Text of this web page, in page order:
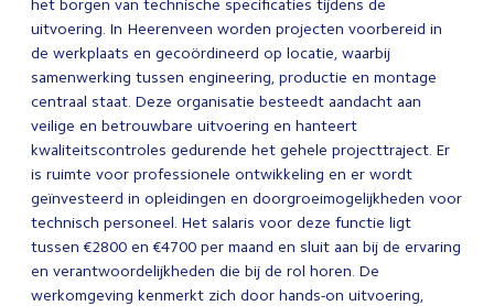
het borgen van technische specificaties tijdens de
uitvoering. In Heerenveen worden projecten voorbereid in
de werkplaats en gecoördineerd op locatie, waarbij
samenwerking tussen engineering, productie en montage
centraal staat. Deze organisatie besteedt aandacht aan
veilige en betrouwbare uitvoering en hanteert
kwaliteitscontroles gedurende het gehele projecttraject. Er
is ruimte voor professionele ontwikkeling en er wordt
geïnvesteerd in opleidingen en doorgroeimogelijkheden voor
technisch personeel. Het salaris voor deze functie ligt
tussen €2800 en €4700 per maand en sluit aan bij de ervaring
en verantwoordelijkheden die bij de rol horen. De
werkomgeving kenmerkt zich door hands-on uitvoering,